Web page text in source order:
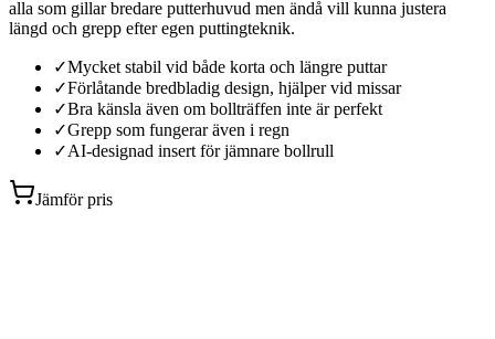
alla som gillar bredare putterhuvud men ändå vill kunna justera
längd och grepp efter egen puttingteknik.
✓Mycket stabil vid både korta och längre puttar
✓Förlåtande bredbladig design, hjälper vid missar
✓Bra känsla även om bollträffen inte är perfekt
✓Grepp som fungerar även i regn
✓AI-designad insert för jämnare bollrull
Jämför pris